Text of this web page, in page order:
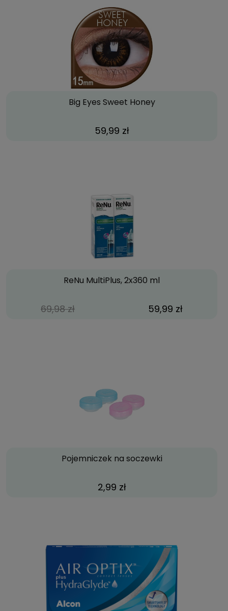
Big Eyes Sweet Honey
59,99 zł
ReNu MultiPlus, 2x360 ml
69,98 zł 59,99 zł
Pojemniczek na soczewki
2,99 zł